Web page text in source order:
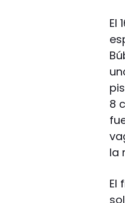
El
8
la
El